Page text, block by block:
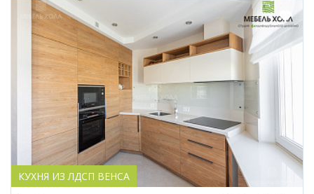
КУХНЯ ИЗ ЛДСП ВЕНСА